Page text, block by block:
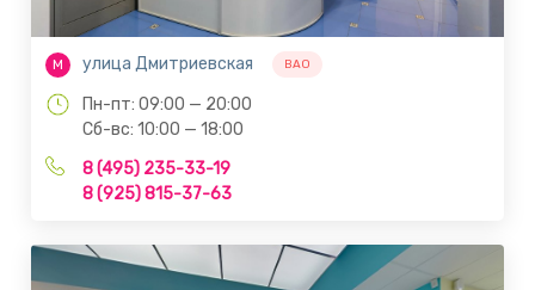
М улица Дмитриевская ВАО
Пн-пт: 09:00 — 20:00
Сб-вс: 10:00 — 18:00
8 (495) 235-33-19
8 (925) 815-37-63